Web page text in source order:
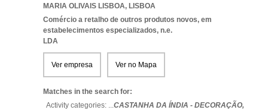
MARIA OLIVAIS LISBOA, LISBOA
Comércio a retalho de outros produtos novos, em
estabelecimentos especializados, n.e.
LDA
Ver empresa Ver no Mapa
Matches in the search for:
Activity categories: ...CASTANHA DA ÍNDIA - DECORAÇÃO,